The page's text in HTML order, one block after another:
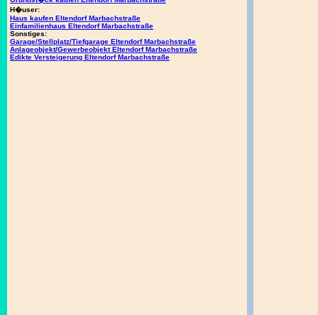
H�user:
Haus kaufen Eltendorf Marbachstraße
Einfamilienhaus Eltendorf Marbachstraße
Sonstiges:
Garage/Stellplatz/Tiefgarage Eltendorf Marbachstraße
Anlageobjekt/Gewerbeobjekt Eltendorf Marbachstraße
Edikte Versteigerung Eltendorf Marbachstraße